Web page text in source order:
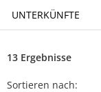
UNTERKÜNFTE
13 Ergebnisse
Sortieren nach: